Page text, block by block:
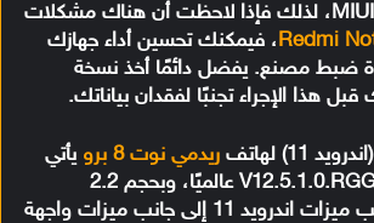
بالإضافة إلى MIUI 12.5، لذلك فإذا لاحظت أن هناك مشكلات
Redmi، فيمكنك تحسين أداء جهازك
ضبط مصنع. يفضل دائمًا أخذ نسخة
قبل هذا الإجراء تجنبًا لفقدان بياناتك.
(اندرويد 11) لهاتف ريدمي نوت 8 برو
يأتي
برقم إصدار V12.5.1.0.RGGMIXM عالميًا، وبحجم 2.2
جيجابايت. حيث يجلب ميزات اندرويد 11 إلى جانب ميزات واجهة